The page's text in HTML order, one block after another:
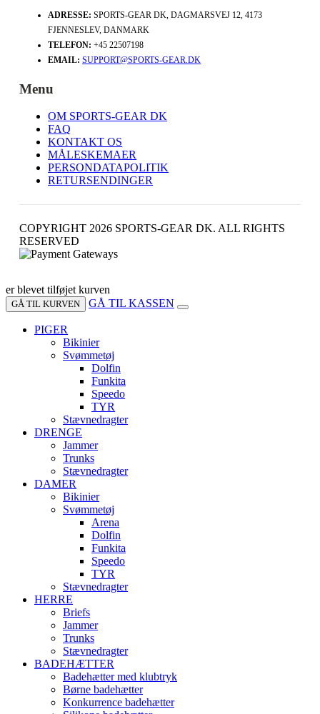
ADRESSE: SPORTS-GEAR DK, DAGMARSVEJ 12, 4173
FJENNESLEV, DANMARK
TELEFON: +45 22507198
EMAIL: SUPPORT@SPORTS-GEAR.DK
Menu
OM SPORTS-GEAR DK
FAQ
KONTAKT OS
MÅLESKEMAER
PERSONDATAPOLITIK
RETURSENDINGER
COPYRIGHT 2026 SPORTS-GEAR DK. ALL RIGHTS
RESERVED
er blevet tilføjet kurven
GÅ TIL KURVEN GÅ TIL KASSEN
PIGER
Bikinier
Svømmetøj
Dolfin
Funkita
Speedo
TYR
Stævnedragter
DRENGE
Jammer
Trunks
Stævnedragter
DAMER
Bikinier
Svømmetøj
Arena
Dolfin
Funkita
Speedo
TYR
Stævnedragter
HERRE
Briefs
Jammer
Trunks
Stævnedragter
BADEHÆTTER
Badehætter med klubtryk
Børne badehætter
Konkurrence badehætter